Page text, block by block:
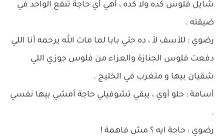
شايل فلوس كده ولا كده ، أهي أي حاجة تنفع الواحد في
ضيقته .
رضوي : للأسف لأ ، ده حتي بابا لما مات الله يرحمه أنا اللي
دفعت فلوس الجنازة والعزاء من فلوس جوزي اللي
شقيان بيها و متغرب في الخليج .
أسامة : حلو أوي ، يبقي تشوفيلي حاجة أمشي بيها نفسي
.
رضوي : حاجة ايه ؟ مش فاهمة !